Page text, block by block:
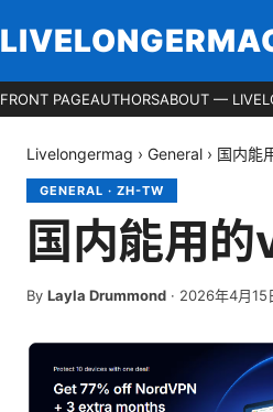
FRONT PAGEAUTHORSABOUT —
Livelongermag › General › 国内能
GENERAL · ZH-TW
国内能用
By Layla Drummond · 2026年4月15